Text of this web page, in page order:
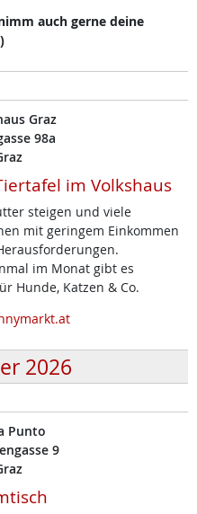
auch gerne deine
Graz
98a
im Volkshaus
steigen und viele
mit geringem Einkommen
im Monat gibt es
Hunde, Katzen & Co.
2026
Punto
9